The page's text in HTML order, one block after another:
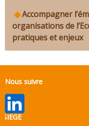
Accompagner
organisations de
pratiques et enjeux
Nous suivre
SIEGE